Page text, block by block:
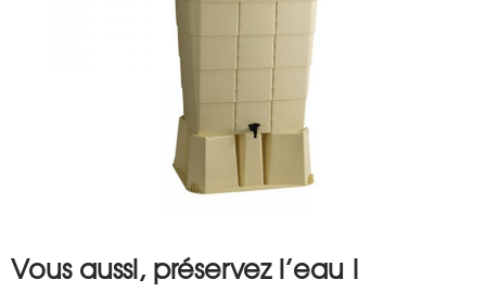
Vous aussi, préservez l’eau !